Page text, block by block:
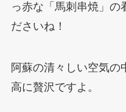
っ赤な「馬刺串焼」の
ださいね！
阿蘇の清々しい空気の
高に贅沢ですよ。